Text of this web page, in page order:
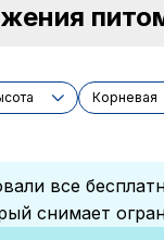
Корневая
все
снимает